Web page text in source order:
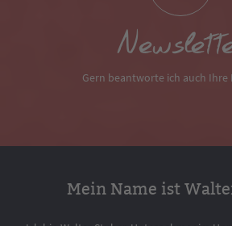
Gern beantworte ich auch Ihre
Mein Name ist